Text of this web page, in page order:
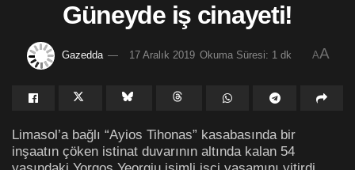
Güneyde iş cinayeti!
Gazedda 17 Aralık 2019 Okuma Süresi: 1 dk AA
Limasol’a bağlı “Ayios Tihonas” kasabasında bir
inşaatın çöken istinat duvarının altında kalan 54